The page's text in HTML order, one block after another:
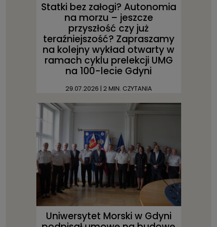
Statki bez załogi? Autonomia
na morzu – jeszcze
przyszłość czy już
teraźniejszość? Zapraszamy
na kolejny wykład otwarty w
ramach cyklu prelekcji UMG
na 100-lecie Gdyni
29.07.2026 | 2 MIN. CZYTANIA
Uniwersytet Morski w Gdyni